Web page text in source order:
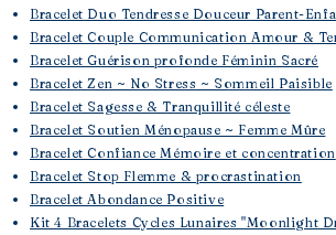
Bracelet Duo Tendresse Douceur Parent-
Bracelet Couple Communication Amour &
Bracelet Guérison profonde Féminin Sacré
Bracelet Zen ~ No Stress ~ Sommeil Paisible
Bracelet Sagesse & Tranquillité céleste
Bracelet Soutien Ménopause ~ Femme Mûre
Bracelet Confiance Mémoire et concentration
Bracelet Stop Flemme & procrastination
Bracelet Abondance Positive
Kit 4 Bracelets Cycles Lunaires "Moonlight